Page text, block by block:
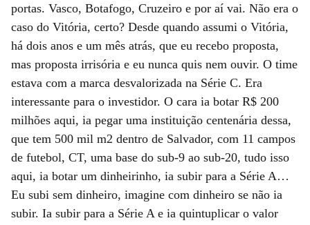
portas. Vasco, Botafogo, Cruzeiro e por aí vai. Não era o
caso do Vitória, certo? Desde quando assumi o Vitória,
há dois anos e um mês atrás, que eu recebo proposta,
mas proposta irrisória e eu nunca quis nem ouvir. O time
estava com a marca desvalorizada na Série C. Era
interessante para o investidor. O cara ia botar R$ 200
milhões aqui, ia pegar uma instituição centenária dessa,
que tem 500 mil m2 dentro de Salvador, com 11 campos
de futebol, CT, uma base do sub-9 ao sub-20, tudo isso
aqui, ia botar um dinheirinho, ia subir para a Série A…
Eu subi sem dinheiro, imagine com dinheiro se não ia
subir. Ia subir para a Série A e ia quintuplicar o valor